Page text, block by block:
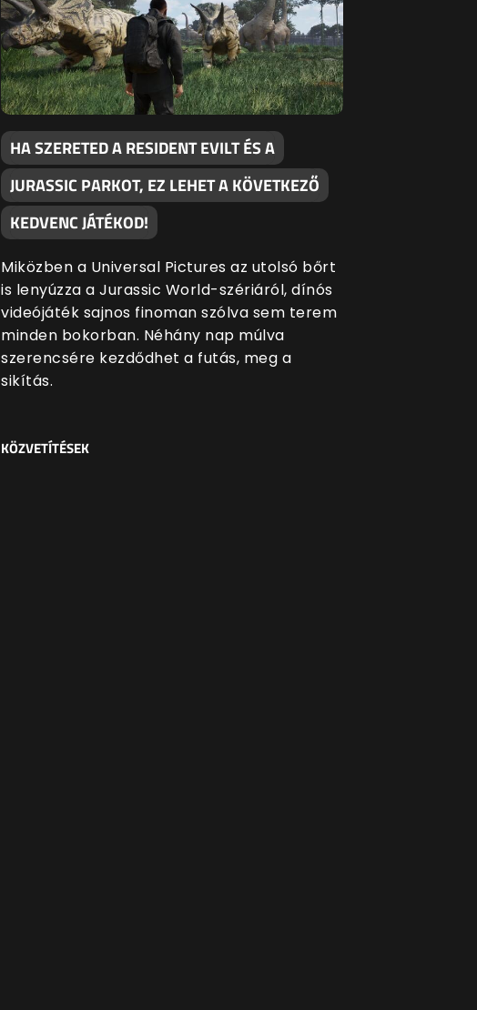
HA SZERETED A RESIDENT EVILT ÉS A
JURASSIC PARKOT, EZ LEHET A KÖVETKEZŐ
KEDVENC JÁTÉKOD!
Miközben a Universal Pictures az utolsó bőrt
is lenyúzza a Jurassic World-szériáról, dínós
videójáték sajnos finoman szólva sem terem
minden bokorban. Néhány nap múlva
szerencsére kezdődhet a futás, meg a
sikítás.
KÖZVETÍTÉSEK